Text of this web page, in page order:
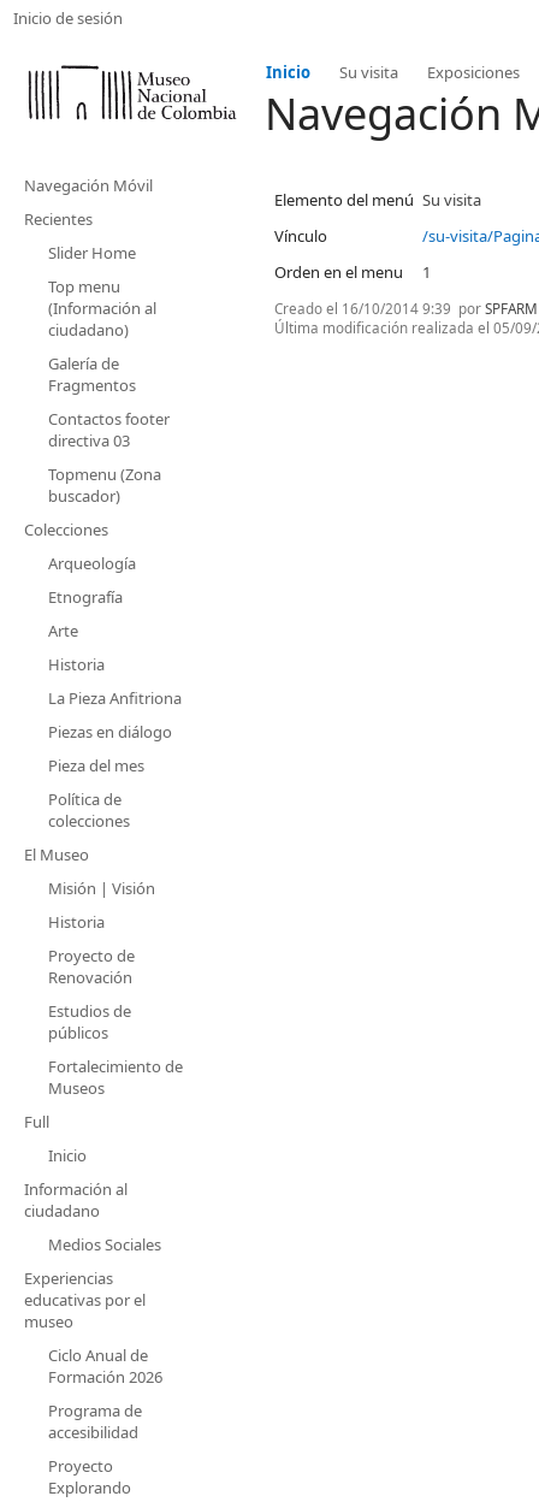
Inicio de sesión
Inicio Su visita Exposiciones
Navegación
Navegación Móvil
Recientes
Slider Home
Top menu
(Información al
ciudadano)
Galería de
Fragmentos
Contactos footer
directiva 03
Topmenu (Zona
buscador)
Colecciones
Arqueología
Etnografía
Arte
Historia
La Pieza Anfitriona
Piezas en diálogo
Pieza del mes
Política de
colecciones
El Museo
Misión | Visión
Historia
Proyecto de
Renovación
Estudios de
públicos
Fortalecimiento de
Museos
Full
Inicio
Información al
ciudadano
Medios Sociales
Experiencias
educativas por el
museo
Ciclo Anual de
Formación 2026
Programa de
accesibilidad
Proyecto
Explorando
Elemento del menú Su visita
Vínculo
/su-visita/
Orden en el menu
1
Creado el 16/10/2014 9:39 porSPFARM
Última modificación realizada el 05/